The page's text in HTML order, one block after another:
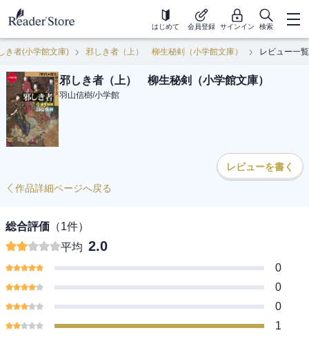
はじめて 会員登録 サインイン 検索
き者(小学館文庫) 邪しき者（上） 柳生秘剣（小学館文庫） レビュー一覧
邪しき者（上） 柳生秘剣（小学館文庫）
羽山信樹/小学館
レビューを書く
作品詳細ページへ戻る
総合評価 （1件）
平均 2.0
0
0
0
1